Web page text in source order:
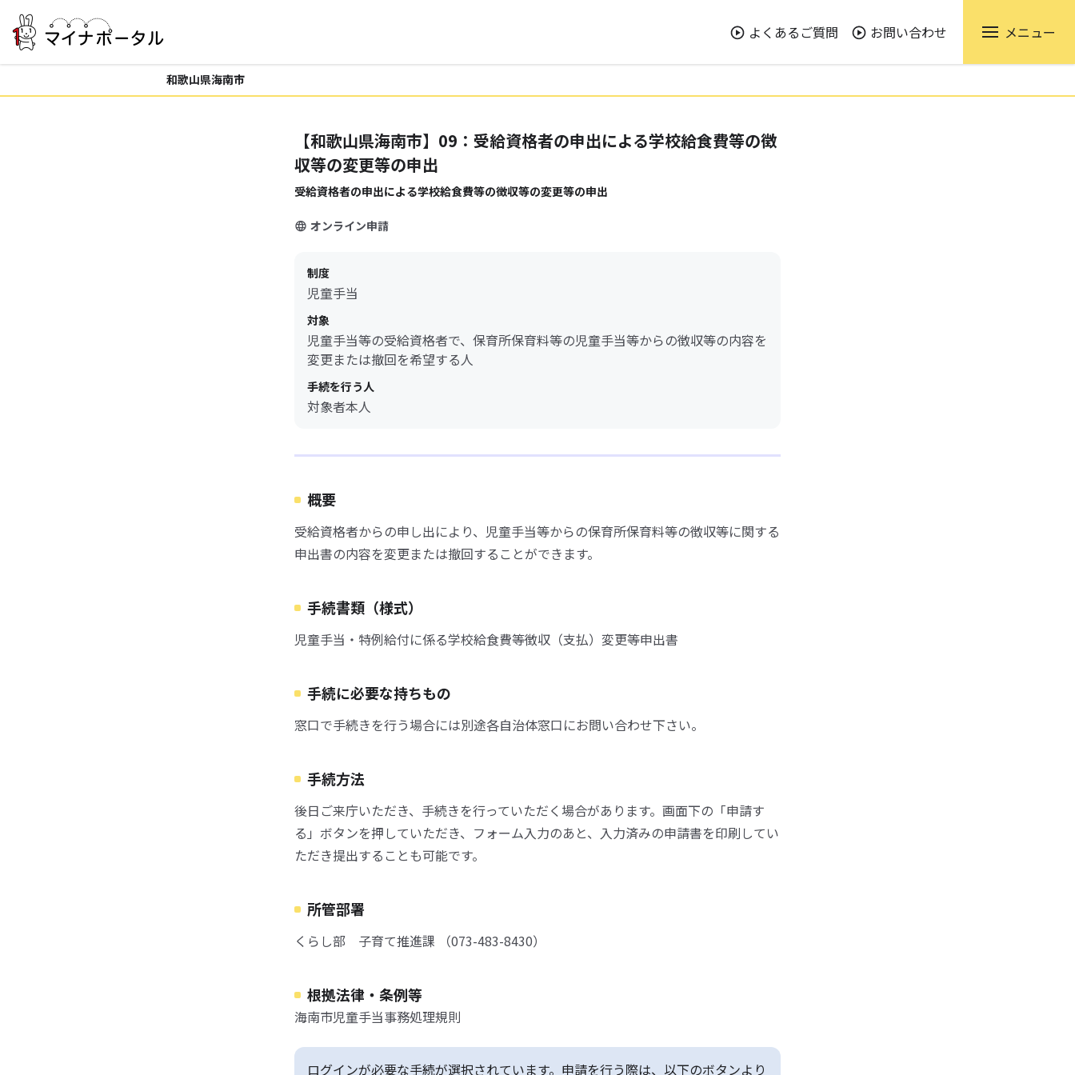
よくあるご質問 お問い合わせ メニュー
和歌山県海南市
【和歌山県海南市】09：受給資格者の申出による学校給食費等の徴
収等の変更等の申出
受給資格者の申出による学校給食費等の徴収等の変更等の申出
オンライン申請
制度
児童手当
対象
児童手当等の受給資格者で、保育所保育料等の児童手当等からの徴収等の内容を
変更または撤回を希望する人
手続を行う人
対象者本人
概要
受給資格者からの申し出により、児童手当等からの保育所保育料等の徴収等に関する
申出書の内容を変更または撤回することができます。
手続書類（様式）
児童手当・特例給付に係る学校給食費等徴収（支払）変更等申出書
手続に必要な持ちもの
窓口で手続きを行う場合には別途各自治体窓口にお問い合わせ下さい。
手続方法
後日ご来庁いただき、手続きを行っていただく場合があります。画面下の「申請す
る」ボタンを押していただき、フォーム入力のあと、入力済みの申請書を印刷してい
ただき提出することも可能です。
所管部署
くらし部 子育て推進課 （073-483-8430）
根拠法律・条例等
海南市児童手当事務処理規則
ログインが必要な手続が選択されています。申請を行う際は、以下のボタンより